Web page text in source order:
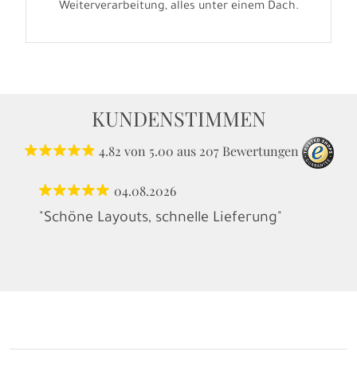
Weiterverarbeitung, alles unter einem Dach.
KUNDENSTIMMEN
4.82 von 5.00 aus 207 Bewertungen
04.08.2026
"Schöne Layouts, schnelle Lieferung"